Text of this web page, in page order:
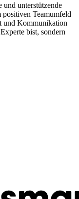
unterstützende
Teamumfeld
und Kommunikation
bist, sondern